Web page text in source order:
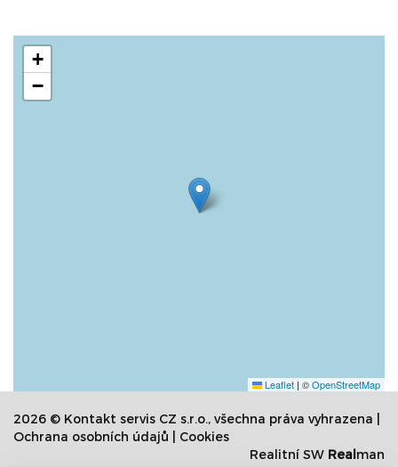
+
−
Leaflet | ©OpenStreetMap
2026 © Kontakt servis CZ s.r.o., všechna práva vyhrazena |
Ochrana osobních údajů
Cookies
Realitní SW Realman